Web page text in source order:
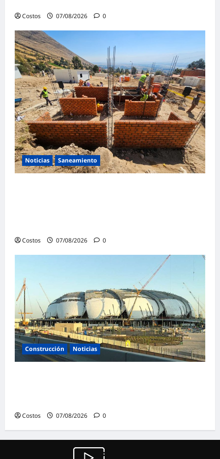
Costos 07/08/2026 0
Noticias Saneamiento
Costos 07/08/2026 0
Construcción Noticias
Costos 07/08/2026 0